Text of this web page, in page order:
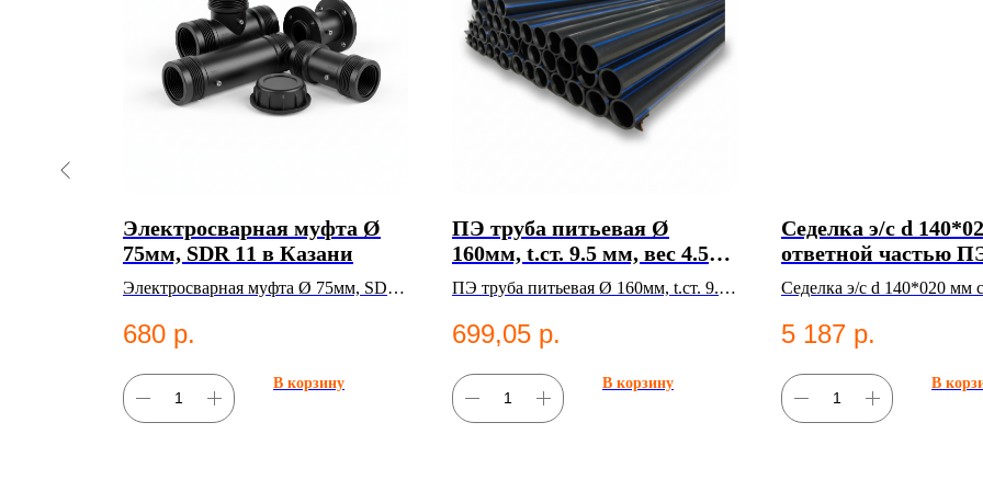
Электросварная муфта Ø
75мм, SDR 11 в Казани
Электросварная муфта Ø 75мм, SDR
фитинги;Муфты.
680 р.
В корзину
ПЭ труба питьевая Ø
160мм, t.ст. 9.5 мм, вес 4.51
кг, SDR 26, ГОСТ 18599-
2001 в Казани
ПЭ труба питьевая Ø 160мм, t.ст. 9.5
2001. Полиэтиленовые
699,05 р.
В корзину
Седелка э/с d
ответной частью
SDR11 в Казани
Седелка э/с d 140*020 мм
для систем водоснабжения.
5 187 р.
В